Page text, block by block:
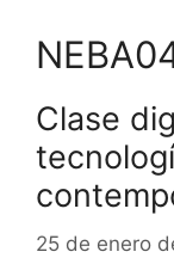
Clase
25 de enero